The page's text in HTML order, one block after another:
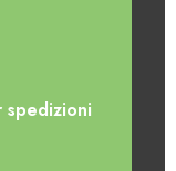
spedizioni